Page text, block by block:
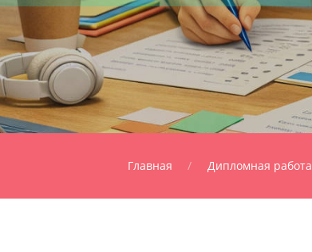
Главная Дипломная работа